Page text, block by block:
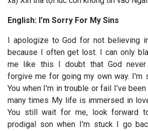
English: I’m Sorry For My Sins
I apologize to God for not believing
because I often get lost. I can only
me like this I doubt that God
forgive me for going my own way. I'm
You when I'm in trouble or fail I’ve
many times My life is immersed in
You still wait for me, look forward
prodigal son when I'm stuck I go